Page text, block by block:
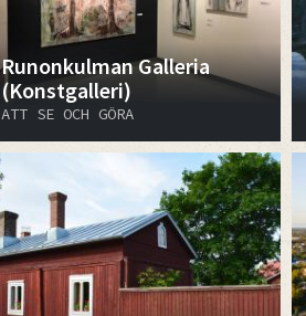
Runonkulman Galleria
(Konstgalleri)
ATT SE OCH GÖRA